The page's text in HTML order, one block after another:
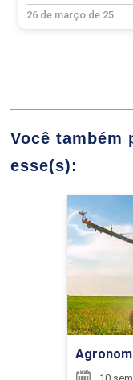
GABRIELLA
GILMAR
HENRIQUE
26 de março de 25
Você também
esse(s):